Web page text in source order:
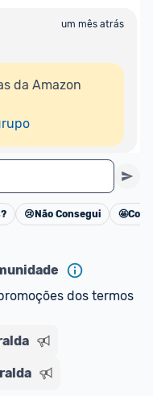
um mês atrás
da Amazon
Cancelar
😢 Não Consegui 🤩
dos termos